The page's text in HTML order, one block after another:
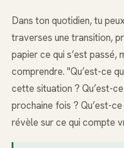
Dans ton quotidien, tu
traverses une transition,
papier ce qui s’est passé,
comprendre. "Qu’est-ce
cette situation ? Qu’est-
prochaine fois ? Qu’est-
révèle sur ce qui compte